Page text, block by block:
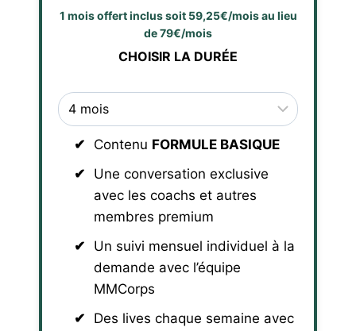
1 mois offert inclus soit 59,25€/mois au lieu
de 79€/mois
CHOISIR LA DURÉE
Contenu FORMULE BASIQUE
Une conversation exclusive
avec les coachs et autres
membres premium
Un suivi mensuel individuel à la
demande avec l’équipe
MMCorps
Des lives chaque semaine avec